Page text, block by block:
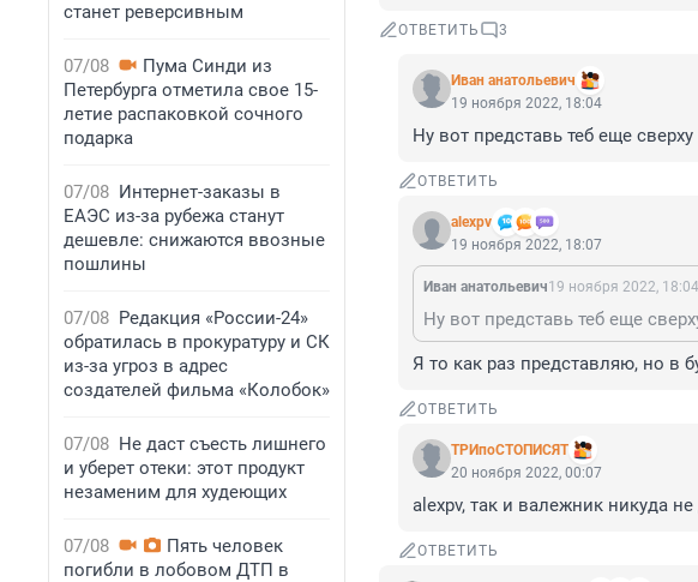
станет реверсивным
07/08
Пума Синди из
Петербурга отметила свое 15-
летие распаковкой сочного
подарка
07/08 Интернет-заказы в
ЕАЭС из-за рубежа станут
дешевле: снижаются ввозные
пошлины
07/08 Редакция «России-24»
обратилась в прокуратуру и СК
из-за угроз в адрес
создателей фильма «Колобок»
07/08 Не даст съесть лишнего
и уберет отеки: этот продукт
незаменим для худеющих
07/08
Пять человек
погибли в лобовом ДТП в
ОТВЕТИТЬ 3
Иван анатольевич
19 ноября 2022, 18:04
Ну вот представь теб еще
ОТВЕТИТЬ
alexpv
19 ноября 2022, 18:07
Иван анатольевич19 ноября 2022, 18:04
Ну вот представь теб еще
Я то как раз представляю, но в
ОТВЕТИТЬ
ТРИпоСТОПИСЯТ
20 ноября 2022, 00:07
alexpv, так и валежник никуда не
ОТВЕТИТЬ